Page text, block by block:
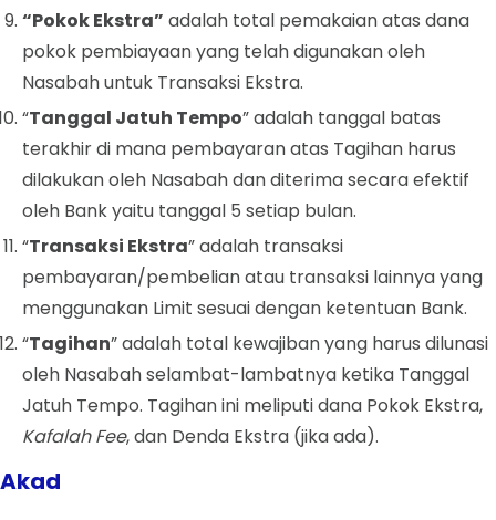
“Pokok Ekstra” adalah total pemakaian atas dana
pokok pembiayaan yang telah digunakan oleh
Nasabah untuk Transaksi Ekstra.
“Tanggal Jatuh Tempo” adalah tanggal batas
terakhir di mana pembayaran atas Tagihan harus
dilakukan oleh Nasabah dan diterima secara efektif
oleh Bank yaitu tanggal 5 setiap bulan.
“Transaksi Ekstra” adalah transaksi
pembayaran/pembelian atau transaksi lainnya yang
menggunakan Limit sesuai dengan ketentuan Bank.
“Tagihan” adalah total kewajiban yang harus dilunasi
oleh Nasabah selambat-lambatnya ketika Tanggal
Jatuh Tempo. Tagihan ini meliputi dana Pokok Ekstra,
Kafalah Fee, dan Denda Ekstra (jika ada).
Akad